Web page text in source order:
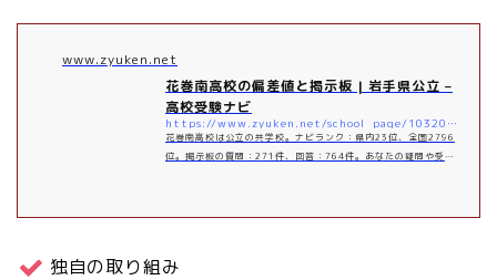
www.zyuken.net
花巻南高校の偏差値と掲示板 | 岩手県公立 –
高校受験ナビ
https://www.zyuken.net/school_page/10320521134/
花巻南高校は公立の共学校。ナビランク：県内23位、全国2796
位。掲示板の質問：271件、回答：764件。あなたの疑問や受験
独自の取り組み